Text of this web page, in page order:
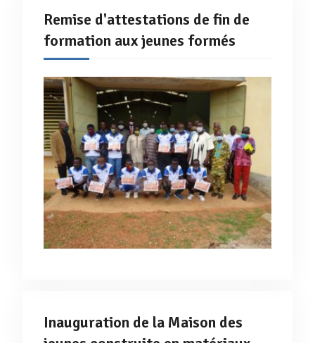
Remise d'attestations de fin de
formation aux jeunes formés
Inauguration de la Maison des